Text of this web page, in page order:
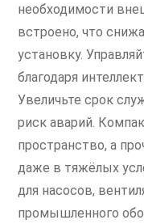
необходимости
встроено, что
установку.
благодаря
Увеличьте срок
риск аварий.
пространство, а
даже в тяжёлых
для насосов,
промышленного